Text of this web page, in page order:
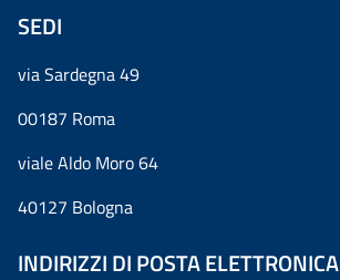
SEDI
via Sardegna 49
00187 Roma
viale Aldo Moro 64
40127 Bologna
INDIRIZZI DI POSTA ELETTRONICA